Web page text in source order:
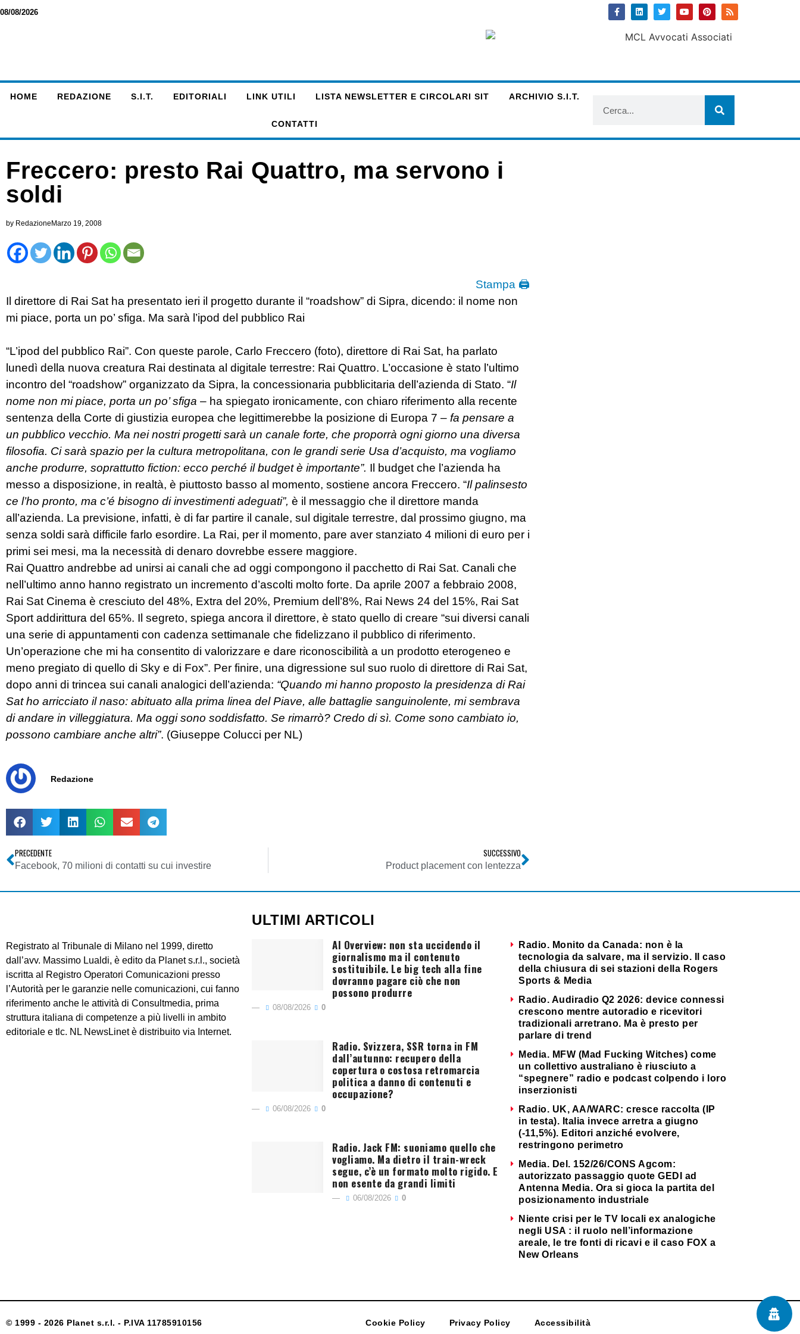
08/08/2026
HOME REDAZIONE S.I.T. EDITORIALI LINK UTILI LISTA NEWSLETTER E CIRCOLARI SIT ARCHIVIO S.I.T.
CONTATTI
Freccero: presto Rai Quattro, ma servono i
soldi
by Redazione Marzo 19, 2008
Stampa 🖨
Il direttore di Rai Sat ha presentato ieri il progetto durante il “roadshow” di Sipra, dicendo: il nome non
mi piace, porta un po’ sfiga. Ma sarà l’ipod del pubblico Rai
“L’ipod del pubblico Rai”. Con queste parole, Carlo Freccero (foto), direttore di Rai Sat, ha parlato
lunedì della nuova creatura Rai destinata al digitale terrestre: Rai Quattro. L’occasione è stato l’ultimo
incontro del “roadshow” organizzato da Sipra, la concessionaria pubblicitaria dell’azienda di Stato. “Il
nome non mi piace, porta un po’ sfiga – ha spiegato ironicamente, con chiaro riferimento alla recente
sentenza della Corte di giustizia europea che legittimerebbe la posizione di Europa 7 – fa pensare a
un pubblico vecchio. Ma nei nostri progetti sarà un canale forte, che proporrà ogni giorno una diversa
filosofia. Ci sarà spazio per la cultura metropolitana, con le grandi serie Usa d’acquisto, ma vogliamo
anche produrre, soprattutto fiction: ecco perché il budget è importante”. Il budget che l’azienda ha
messo a disposizione, in realtà, è piuttosto basso al momento, sostiene ancora Freccero. “Il palinsesto
ce l’ho pronto, ma c’é bisogno di investimenti adeguati”, è il messaggio che il direttore manda
all’azienda. La previsione, infatti, è di far partire il canale, sul digitale terrestre, dal prossimo giugno, ma
senza soldi sarà difficile farlo esordire. La Rai, per il momento, pare aver stanziato 4 milioni di euro per i
primi sei mesi, ma la necessità di denaro dovrebbe essere maggiore.
Rai Quattro andrebbe ad unirsi ai canali che ad oggi compongono il pacchetto di Rai Sat. Canali che
nell’ultimo anno hanno registrato un incremento d’ascolti molto forte. Da aprile 2007 a febbraio 2008,
Rai Sat Cinema è cresciuto del 48%, Extra del 20%, Premium dell’8%, Rai News 24 del 15%, Rai Sat
Sport addirittura del 65%. Il segreto, spiega ancora il direttore, è stato quello di creare “sui diversi canali
una serie di appuntamenti con cadenza settimanale che fidelizzano il pubblico di riferimento.
Un’operazione che mi ha consentito di valorizzare e dare riconoscibilità a un prodotto eterogeneo e
meno pregiato di quello di Sky e di Fox”. Per finire, una digressione sul suo ruolo di direttore di Rai Sat,
dopo anni di trincea sui canali analogici dell’azienda: “Quando mi hanno proposto la presidenza di Rai
Sat ho arricciato il naso: abituato alla prima linea del Piave, alle battaglie sanguinolente, mi sembrava
di andare in villeggiatura. Ma oggi sono soddisfatto. Se rimarrò? Credo di sì. Come sono cambiato io,
possono cambiare anche altri”. (Giuseppe Colucci per NL)
Redazione
PRECEDENTE
Facebook, 70 milioni di contatti su cui investire
SUCCESSIVO
Product placement con lentezza
Registrato al Tribunale di Milano nel 1999, diretto
dall’avv. Massimo Lualdi, è edito da Planet s.r.l., società
iscritta al Registro Operatori Comunicazioni presso
l’Autorità per le garanzie nelle comunicazioni, cui fanno
riferimento anche le attività di Consultmedia, prima
struttura italiana di competenze a più livelli in ambito
editoriale e tlc. NL NewsLinet è distribuito via Internet.
ULTIMI ARTICOLI
AI Overview: non sta uccidendo il
giornalismo ma il contenuto
sostituibile. Le big tech alla fine
dovranno pagare ciò che non
possono produrre
08/08/2026 0
Radio. Svizzera, SSR torna in FM
dall’autunno: recupero della
copertura o costosa retromarcia
politica a danno di contenuti e
occupazione?
06/08/2026 0
Radio. Jack FM: suoniamo quello che
vogliamo. Ma dietro il train-wreck
segue, c’è un formato molto rigido. E
non esente da grandi limiti
06/08/2026 0
Radio. Monito da Canada: non è la
tecnologia da salvare, ma il servizio. Il caso
della chiusura di sei stazioni della Rogers
Sports & Media
Radio. Audiradio Q2 2026: device connessi
crescono mentre autoradio e ricevitori
tradizionali arretrano. Ma è presto per
parlare di trend
Media. MFW (Mad Fucking Witches) come
un collettivo australiano è riusciuto a
“spegnere” radio e podcast colpendo i loro
inserzionisti
Radio. UK, AA/WARC: cresce raccolta (IP
in testa). Italia invece arretra a giugno
(-11,5%). Editori anziché evolvere,
restringono perimetro
Media. Del. 152/26/CONS Agcom:
autorizzato passaggio quote GEDI ad
Antenna Media. Ora si gioca la partita del
posizionamento industriale
Niente crisi per le TV locali ex analogiche
negli USA : il ruolo nell’informazione
areale, le tre fonti di ricavi e il caso FOX a
New Orleans
© 1999 - 2026 Planet s.r.l. - P.IVA 11785910156 Cookie Policy Privacy Policy Accessibilità